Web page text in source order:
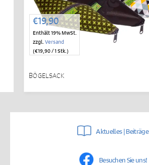
€19,90
Enthält 19% MwSt.
zzgl. Versand
(€19,90/ 1 Stk.)
BÖGELSACK
Aktuelles | Beiträge
Besuchen Sie uns!